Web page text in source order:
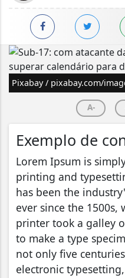
Pixabay / pixabay.com/
A-
Exemplo de
Lorem Ipsum is
printing and
has been the
ever since the 1500s,
printer took a galley
to make a type
not only five
electronic